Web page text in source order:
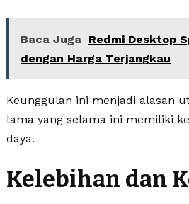
Baca Juga Redmi Desktop
dengan Harga Terjangkau
Keunggulan ini menjadi alasan
lama yang selama ini memiliki
daya.
Kelebihan dan